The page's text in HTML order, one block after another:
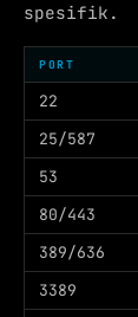
spesifik.
PORT
22
25/587
53
80/443
389/636
3389